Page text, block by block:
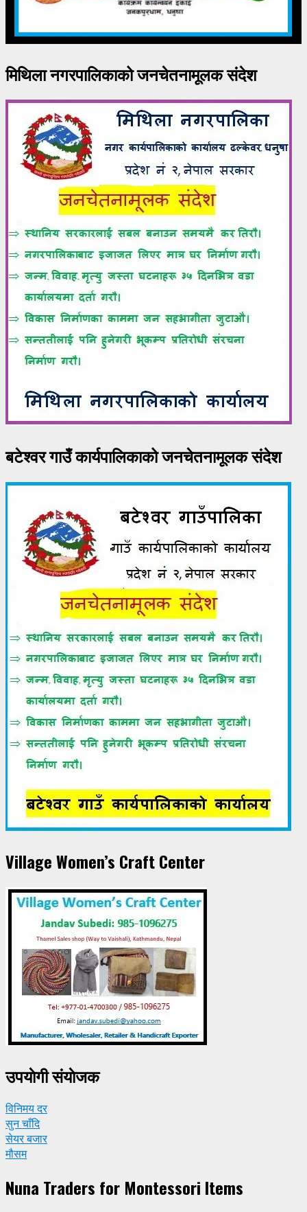
मिथिला नगरपालिकाको जनचेतनामूलक संदेश
बटेश्वर गाउँ कार्यपालिकाको जनचेतनामूलक संदेश
Village Women’s Craft Center
उपयाेगी संयाेजक
विनिमय दर
सुन चाँदि
सेयर बजार
मौसम
Nuna Traders for Montessori Items